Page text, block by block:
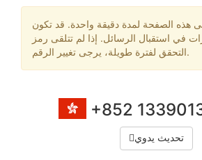
هذه الصفحة لمدة دقيقة واحدة. قد تكون
في استقبال الرسائل. إذا لم تتلقى رمز
التحقق لفترة طويلة، يرجى تغيير الرقم.
+852
تحديث يدوي